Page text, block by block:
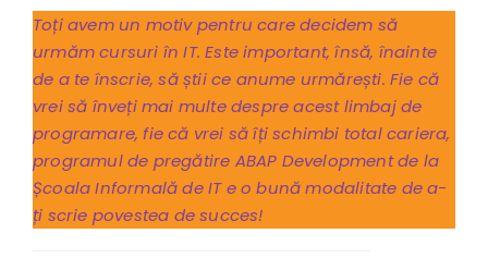
Toți avem un motiv pentru care decidem să
urmăm cursuri în IT. Este important, însă, înainte
de a te înscrie, să știi ce anume urmărești. Fie că
vrei să înveți mai multe despre acest limbaj de
programare, fie că vrei să îți schimbi total cariera,
programul de pregătire ABAP Development de la
Școala Informală de IT e o bună modalitate de a-
ți scrie povestea de succes!